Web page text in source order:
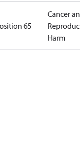
65
Cancer
Harm